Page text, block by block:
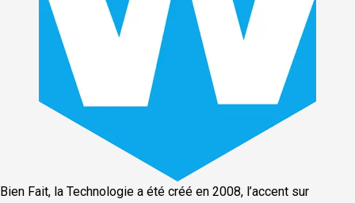
Bien Fait, la Technologie a été créé en 2008, l’accent sur